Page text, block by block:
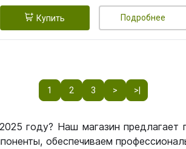
Купить Подробнее
1 2 3 > >|
году? Наш магазин
обеспечиваем